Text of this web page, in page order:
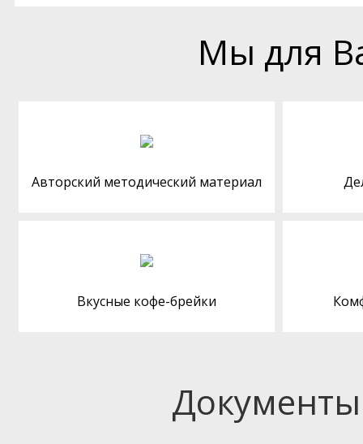
Мы для
Авторский методический материал
Вкусные кофе-брейки